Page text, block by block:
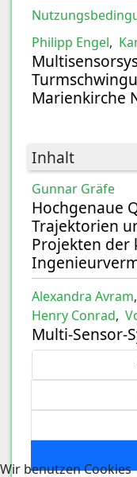
Philipp Engel,
Marienkirche
Inhalt
Gunnar Gräfe
Hochgenaue
Trajektorien
Projekten der
Alexandra Avram,
Henry Conrad,
Multi-Sensor-
Wir benutzen Cookies